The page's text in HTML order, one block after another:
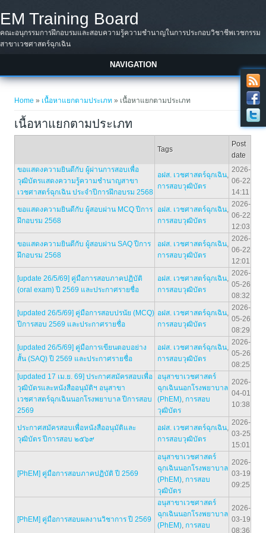
EM Training Board
คณะอนุกรรมการฝึกอบรมและสอบความรู้ความชำนาญในการประกอบวิชาชีพเวชกรรม
สาขาเวชศาสตร์ฉุกเฉิน
NAVIGATION
You are here
Home » เนื้อหาแยกตามประเภท » เนื้อหาแยกตามประเภท
เนื้อหาแยกตามประเภท
Tags
Post
date
ขอแสดงความยินดีกับ ผู้ผ่านการสอบเพื่อ
วุฒิบัตรแสดงความรู้ความชำนาญสาขา
เวชศาสตร์ฉุกเฉิน ประจำปีการฝึกอบรม 2568
อฝส. เวชศาสตร์ฉุกเฉิน,
การสอบวุฒิบัตร
2026-
06-22
14:11
ขอแสดงความยินดีกับ ผู้สอบผ่าน MCQ ปีการ
ฝึกอบรม 2568
อฝส. เวชศาสตร์ฉุกเฉิน,
การสอบวุฒิบัตร
2026-
06-22
12:03
ขอแสดงความยินดีกับ ผู้สอบผ่าน SAQ ปีการ
ฝึกอบรม 2568
อฝส. เวชศาสตร์ฉุกเฉิน,
การสอบวุฒิบัตร
2026-
06-22
12:01
[update 26/5/69] คู่มือการสอบภาคปฏิบัติ
(oral exam) ปี 2569 และประกาศรายชื่อ
อฝส. เวชศาสตร์ฉุกเฉิน,
การสอบวุฒิบัตร
2026-
05-26
08:32
[updated 26/5/69] คู่มือการสอบปรนัย (MCQ)
ปีการสอบ 2569 และประกาศรายชื่อ
อฝส. เวชศาสตร์ฉุกเฉิน,
การสอบวุฒิบัตร
2026-
05-26
08:29
[updated 26/5/69] คู่มือการเขียนตอบอย่าง
สั้น (SAQ) ปี 2569 และประกาศรายชื่อ
อฝส. เวชศาสตร์ฉุกเฉิน,
การสอบวุฒิบัตร
2026-
05-26
08:25
[updated 17 เม.ย. 69] ประกาศสมัครสอบเพื่อ
วุฒิบัตรและหนังสืออนุมัติฯ อนุสาขา
เวชศาสตร์ฉุกเฉินนอกโรงพยาบาล ปีการสอบ
2569
อนุสาขาเวชศาสตร์
ฉุกเฉินนอกโรงพยาบาล
(PhEM), การสอบ
วุฒิบัตร
2026-
04-01
10:38
ประกาศสมัครสอบเพื่อหนังสืออนุมัติและ
วุฒิบัตร ปีการสอบ ๒๕๖๙
อฝส. เวชศาสตร์ฉุกเฉิน,
การสอบวุฒิบัตร
2026-
03-25
15:01
[PhEM] คู่มือการสอบภาคปฏิบัติ ปี 2569
อนุสาขาเวชศาสตร์
ฉุกเฉินนอกโรงพยาบาล
(PhEM), การสอบ
วุฒิบัตร
2026-
03-19
09:25
[PhEM] คู่มือการสอบผลงานวิชาการ ปี 2569
อนุสาขาเวชศาสตร์
ฉุกเฉินนอกโรงพยาบาล
(PhEM), การสอบ
2026-
03-19
08:36